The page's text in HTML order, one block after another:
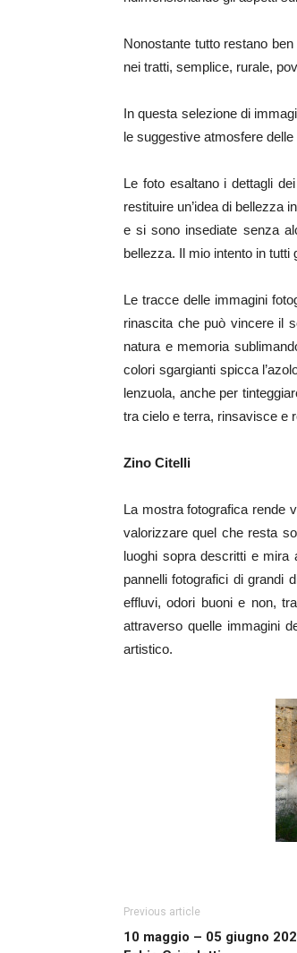
Nonostante tutto restano
nei tratti, semplice, rurale,
In questa selezione di
le suggestive atmosfere
Le foto esaltano i dettagli
restituire un’idea di bellezza
e si sono insediate senza
bellezza. Il mio intento in
Le tracce delle immagini
rinascita che può vincere il
natura e memoria
colori sgargianti spicca
lenzuola, anche per
tra cielo e terra, rinsavisce e
Zino Citelli
La mostra fotografica rende
valorizzare quel che resta
luoghi sopra descritti e mira
pannelli fotografici di grandi
effluvi, odori buoni e non,
attraverso quelle immagini
artistico.
Previous article
10 maggio – 05 giugno